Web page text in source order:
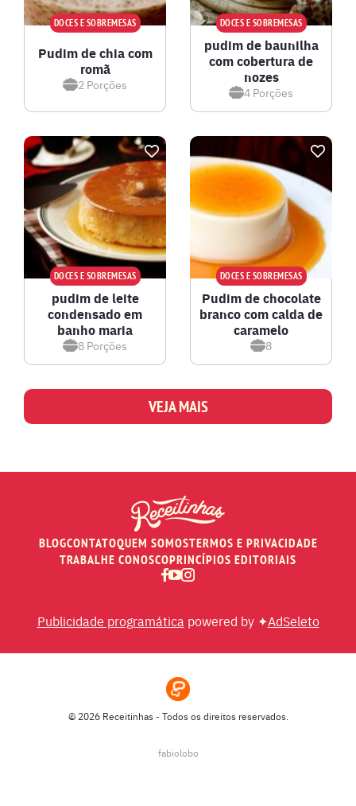
DOCES E SOBREMESAS
Pudim de chia com
romã
2 Porções
DOCES E SOBREMESAS
pudim de baunilha
com cobertura de
nozes
4 Porções
DOCES E SOBREMESAS
pudim de leite
condensado em
banho maria
8 Porções
DOCES E SOBREMESAS
Pudim de chocolate
branco com calda de
caramelo
8
VEJA MAIS
BLOGCONTATOQUEM SOMOSTERMOS E PRIVACIDADE
TRABALHE CONOSCOPRINCÍPIOS EDITORIAIS
Publicidade programática powered by ✦AdSeleto
© 2026 Receitinhas - Todos os direitos reservados.
fabiolobo